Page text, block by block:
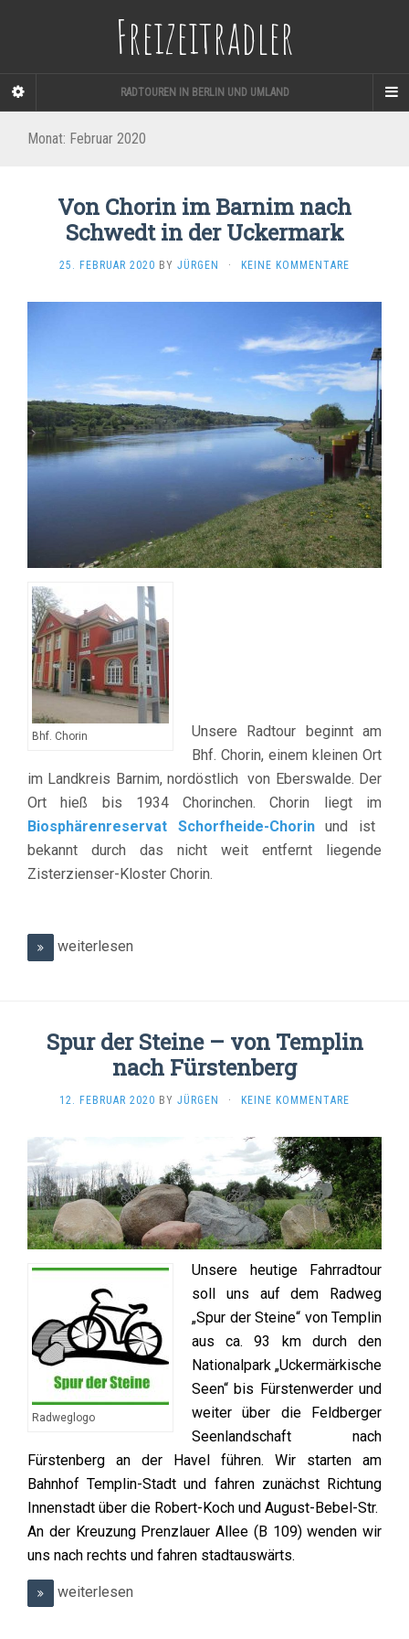
Freizeitradler
RADTOUREN IN BERLIN UND UMLAND
Monat: Februar 2020
Von Chorin im Barnim nach
Schwedt in der Uckermark
25. FEBRUAR 2020 BY JÜRGEN · KEINE KOMMENTARE
Bhf. Chorin
Unsere Radtour beginnt am
Bhf. Chorin, einem kleinen Ort
im Landkreis Barnim, nordöstlich von Eberswalde. Der
Ort hieß bis 1934 Chorinchen. Chorin liegt im
Biosphärenreservat Schorfheide-Chorin
und ist
bekannt durch das nicht weit entfernt liegende
Zisterzienser-Kloster Chorin.
weiterlesen
Spur der Steine – von Templin
nach Fürstenberg
12. FEBRUAR 2020 BY JÜRGEN · KEINE KOMMENTARE
Radweglogo
Unsere heutige Fahrradtour
soll uns auf dem Radweg
„Spur der Steine“ von Templin
aus ca. 93 km durch den
Nationalpark „Uckermärkische
Seen“ bis Fürstenwerder und
weiter über die Feldberger
Seenlandschaft nach
Fürstenberg an der Havel führen. Wir starten am
Bahnhof Templin-Stadt und fahren zunächst Richtung
Innenstadt über die Robert-Koch und August-Bebel-Str.
An der Kreuzung Prenzlauer Allee (B 109) wenden wir
uns nach rechts und fahren stadtauswärts.
weiterlesen